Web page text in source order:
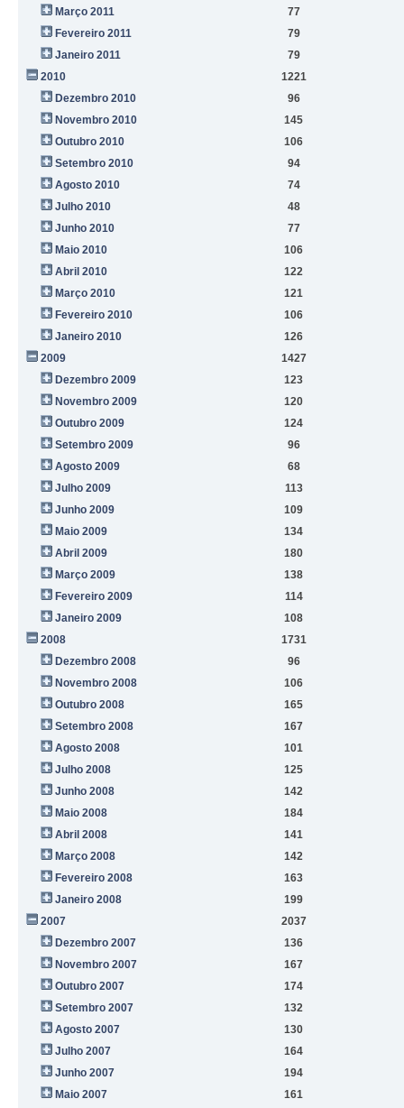
Março 2011
77
Fevereiro 2011
79
Janeiro 2011
79
2010
1221
Dezembro 2010
96
Novembro 2010
145
Outubro 2010
106
Setembro 2010
94
Agosto 2010
74
Julho 2010
48
Junho 2010
77
Maio 2010
106
Abril 2010
122
Março 2010
121
Fevereiro 2010
106
Janeiro 2010
126
2009
1427
Dezembro 2009
123
Novembro 2009
120
Outubro 2009
124
Setembro 2009
96
Agosto 2009
68
Julho 2009
113
Junho 2009
109
Maio 2009
134
Abril 2009
180
Março 2009
138
Fevereiro 2009
114
Janeiro 2009
108
2008
1731
Dezembro 2008
96
Novembro 2008
106
Outubro 2008
165
Setembro 2008
167
Agosto 2008
101
Julho 2008
125
Junho 2008
142
Maio 2008
184
Abril 2008
141
Março 2008
142
Fevereiro 2008
163
Janeiro 2008
199
2007
2037
Dezembro 2007
136
Novembro 2007
167
Outubro 2007
174
Setembro 2007
132
Agosto 2007
130
Julho 2007
164
Junho 2007
194
Maio 2007
161